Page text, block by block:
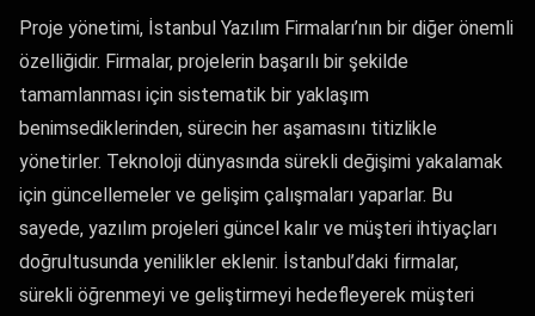
Proje yönetimi, İstanbul Yazılım Firmaları’nın bir diğer önemli
özelliğidir. Firmalar, projelerin başarılı bir şekilde
tamamlanması için sistematik bir yaklaşım
benimsediklerinden, sürecin her aşamasını titizlikle
yönetirler. Teknoloji dünyasında sürekli değişimi yakalamak
için güncellemeler ve gelişim çalışmaları yaparlar. Bu
sayede, yazılım projeleri güncel kalır ve müşteri ihtiyaçları
doğrultusunda yenilikler eklenir. İstanbul’daki firmalar,
sürekli öğrenmeyi ve geliştirmeyi hedefleyerek müşteri